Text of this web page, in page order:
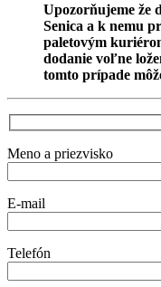
Upozorňujeme že
Senica a k nemu
paletovým
dodanie voľne
tomto prípade
Meno a priezvisko
E-mail
Telefón